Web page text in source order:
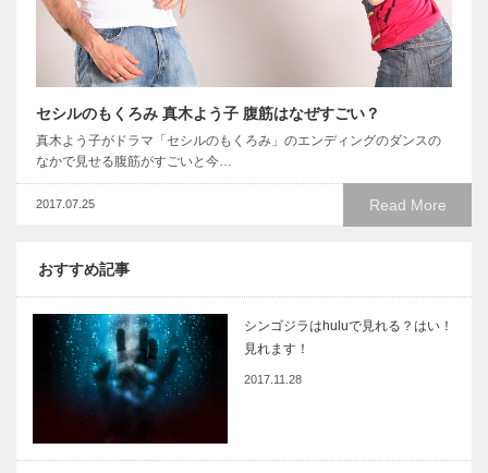
セシルのもくろみ 真木よう子 腹筋はなぜすごい？
真木よう子がドラマ「セシルのもくろみ」のエンディングのダンスの
なかで見せる腹筋がすごいと今…
Read More
2017.07.25
おすすめ記事
シンゴジラはhuluで見れる？はい！
見れます！
2017.11.28